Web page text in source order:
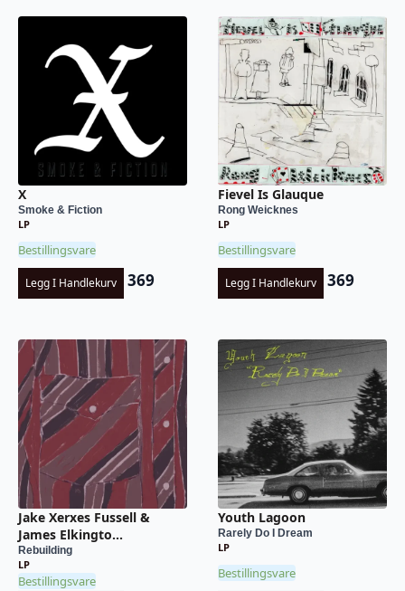
X
Smoke & Fiction
LP
Bestillingsvare
Legg I Handlekurv 369
Fievel Is Glauque
Rong Weicknes
LP
Bestillingsvare
Legg I Handlekurv 369
Jake Xerxes Fussell &
James Elkingto...
Rebuilding
LP
Bestillingsvare
Youth Lagoon
Rarely Do I Dream
LP
Bestillingsvare